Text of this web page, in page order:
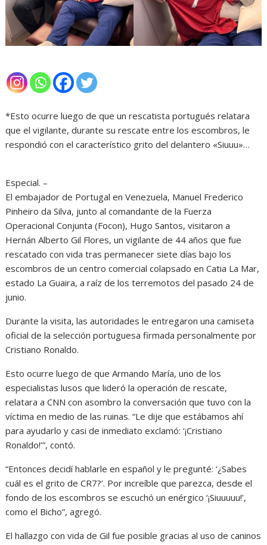
*Esto ocurre luego de que un rescatista portugués relatara
que el vigilante, durante su rescate entre los escombros, le
respondió con el característico grito del delantero «Siuuu»…
Especial. –
El embajador de Portugal en Venezuela, Manuel Frederico
Pinheiro da Silva, junto al comandante de la Fuerza
Operacional Conjunta (Focon), Hugo Santos, visitaron a
Hernán Alberto Gil Flores, un vigilante de 44 años que fue
rescatado con vida tras permanecer siete días bajo los
escombros de un centro comercial colapsado en Catia La Mar,
estado La Guaira, a raíz de los terremotos del pasado 24 de
junio.
Durante la visita, las autoridades le entregaron una camiseta
oficial de la selección portuguesa firmada personalmente por
Cristiano Ronaldo.
Esto ocurre luego de que Armando María, uno de los
especialistas lusos que lideró la operación de rescate,
relatara a CNN con asombro la conversación que tuvo con la
víctima en medio de las ruinas. “Le dije que estábamos ahí
para ayudarlo y casi de inmediato exclamó: ‘¡Cristiano
Ronaldo!’”, contó.
“Entonces decidí hablarle en español y le pregunté: ‘¿Sabes
cuál es el grito de CR7?’. Por increíble que parezca, desde el
fondo de los escombros se escuchó un enérgico ‘¡Siuuuuu!’,
como el Bicho”, agregó.
El hallazgo con vida de Gil fue posible gracias al uso de caninos